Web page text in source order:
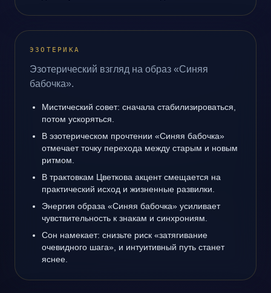
ЭЗОТЕРИКА
Эзотерический взгляд на образ «Синяя
бабочка».
Мистический совет: сначала стабилизироваться,
потом ускоряться.
В эзотерическом прочтении «Синяя бабочка»
отмечает точку перехода между старым и новым
ритмом.
В трактовкам Цветкова акцент смещается на
практический исход и жизненные развилки.
Энергия образа «Синяя бабочка» усиливает
чувствительность к знакам и синхрониям.
Сон намекает: снизьте риск «затягивание
очевидного шага», и интуитивный путь станет
яснее.